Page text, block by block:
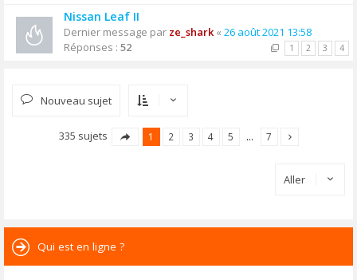
Nissan Leaf II
Dernier message par ze_shark« 26 août 2021 13:58
Réponses : 52 1 2 3 4
Nouveau sujet
335 sujets 1 2 3 4 5 … 7
Aller
Qui est en ligne ?